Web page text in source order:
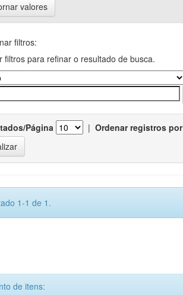
valores
filtros:
filtros para refinar o resultado de busca.
Página | Ordenar registros por
1-1 de 1.
de itens: